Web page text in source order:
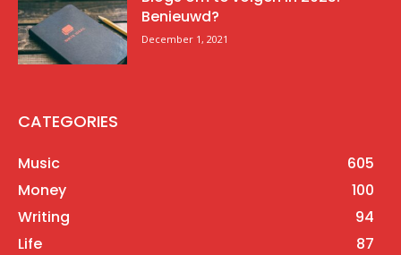
Benieuwd?
December 1, 2021
CATEGORIES
Music
605
Money
100
Writing
94
Life
87